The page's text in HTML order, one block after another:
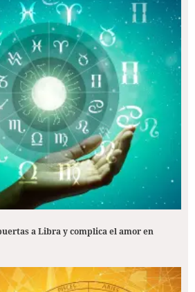
a Libra y complica el amor en